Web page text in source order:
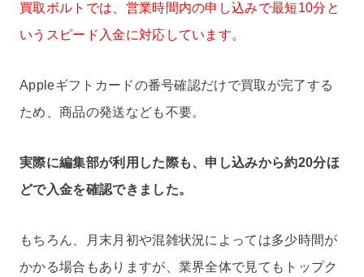
買取ボルトでは、営業時間内の申し込みで最短10分と
いうスピード入金に対応しています。
Appleギフトカードの番号確認だけで買取が完了する
ため、商品の発送なども不要。
実際に編集部が利用した際も、申し込みから約20分ほ
どで入金を確認できました。
もちろん、月末月初や混雑状況によっては多少時間が
かかる場合もありますが、業界全体で見てもトップク